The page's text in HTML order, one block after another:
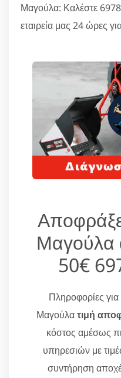
Μαγούλα: Καλέστε
εταιρεία μας 24 ώρες
Μαγούλα
50€
Πληροφορίες
Μαγούλατιμή
κόστος αμέσως
υπηρεσιών με
συντήρηση